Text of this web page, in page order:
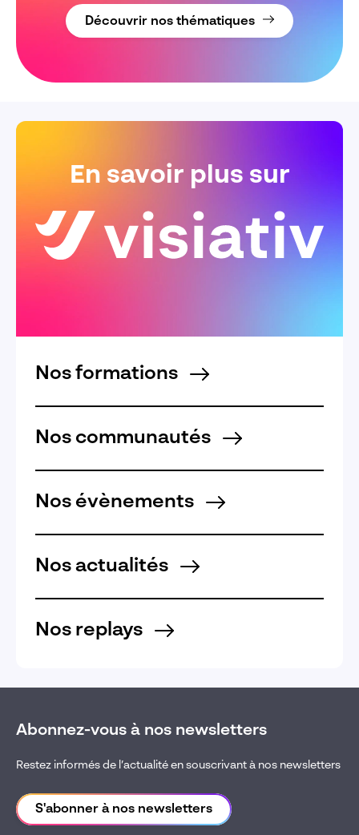
Découvrir nos thématiques
En savoir plus sur
Nos formations
Nos communautés
Nos évènements
Nos actualités
Nos replays
Abonnez-vous à nos newsletters
Restez informés de l’actualité en souscrivant à nos newsletters
S'abonner à nos newsletters